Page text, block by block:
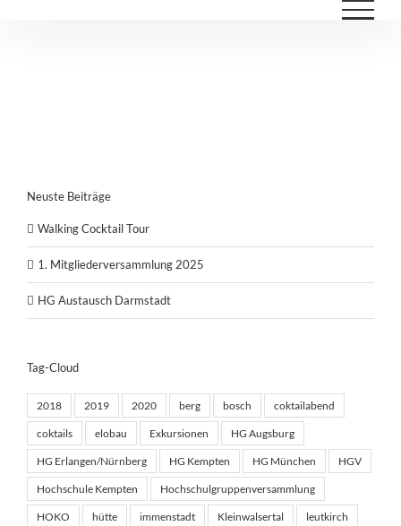
Neuste Beiträge
Walking Cocktail Tour
1. Mitgliederversammlung 2025
HG Austausch Darmstadt
Tag-Cloud
2018 2019 2020 berg bosch coktailabend
coktails elobau Exkursionen HG Augsburg
HG Erlangen/Nürnberg HG Kempten HG München HGV
Hochschule Kempten Hochschulgruppenversammlung
HOKO hütte immenstadt Kleinwalsertal leutkirch